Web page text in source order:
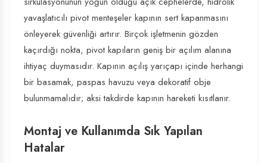
yavaşlatıcılı pivot menteşeler kapının sert kapanmasını
önleyerek güvenliği artırır. Birçok işletmenin gözden
kaçırdığı nokta, pivot kapıların geniş bir açılım alanına
ihtiyaç duymasıdır. Kapının açılış yarıçapı içinde herhangi
bir basamak, paspas havuzu veya dekoratif obje
bulunmamalıdır; aksi takdirde kapının hareketi kısıtlanır.
Montaj ve Kullanımda Sık Yapılan
Hatalar